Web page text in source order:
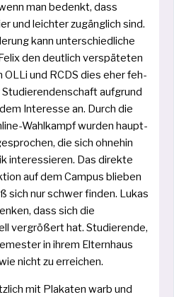
man bedenkt, dass
und leich­ter zugäng­lich sind.
kann unter­schied­li­che
den deut­lich ver­spä­te­ten
OLLi und RCDS dies eher feh­
auf­grund
Interesse an. Durch die
Wahlkampf wur­den haupt­
die sich ohne­hin
inter­es­sie­ren. Das direk­te
auf dem Campus blie­ben
sich nur schwer fin­den. Lukas
dass sich die
ver­grö­ßert hat. Studierende,
in ihrem Elternhaus
nicht zu erreichen.
mit Plakaten warb und